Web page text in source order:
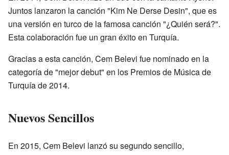
Juntos lanzaron la canción "Kim Ne Derse Desin", que es
una versión en turco de la famosa canción "¿Quién será?".
Esta colaboración fue un gran éxito en Turquía.
Gracias a esta canción, Cem Belevi fue nominado en la
categoría de "mejor debut" en los Premios de Música de
Turquía de 2014.
Nuevos Sencillos
En 2015, Cem Belevi lanzó su segundo sencillo,